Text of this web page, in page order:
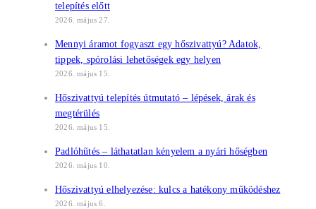
telepítés előtt
2026. május 27.
Mennyi áramot fogyaszt egy hőszivattyú? Adatok,
tippek, spórolási lehetőségek egy helyen
2026. május 15.
Hőszivattyú telepítés útmutató – lépések, árak és
megtérülés
2026. május 15.
Padlóhűtés – láthatatlan kényelem a nyári hőségben
2026. május 10.
Hőszivattyú elhelyezése: kulcs a hatékony működéshez
2026. május 6.